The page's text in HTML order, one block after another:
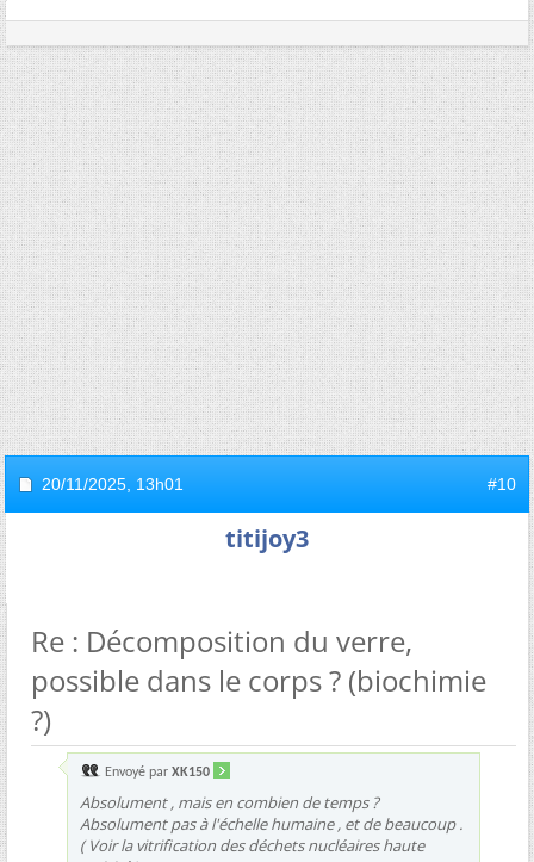
20/11/2025, 13h01 #10
titijoy3
Re : Décomposition du verre,
possible dans le corps ? (biochimie
?)
Envoyé par XK150
Absolument , mais en combien de temps ?
Absolument pas à l'échelle humaine , et de beaucoup .
( Voir la vitrification des déchets nucléaires haute